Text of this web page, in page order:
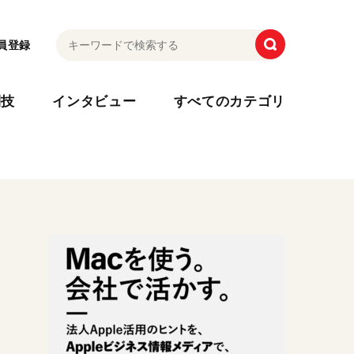
登録
インタビュー すべてのカテゴリ